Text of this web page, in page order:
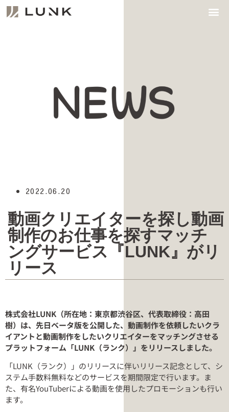
2022.06.20
動画クリエイターを探し動画
制作のお仕事を探すマッチ
ングサービス『LUNK』がリ
リース
株式会社LUNK（所在地：東京都渋谷区、代表取締役：高田
樹）は、先日ベータ版を公開した、動画制作を依頼したいクラ
イアントと動画制作をしたいクリエイターをマッチングさせる
プラットフォーム「LUNK（ランク）」をリリースしました。
「LUNK（ランク）」のリリースに伴いリリース記念として、シ
ステム手数料無料などのサービスを期間限定で行います。ま
た、有名YouTuberによる動画を使用したプロモーションも行い
ます。